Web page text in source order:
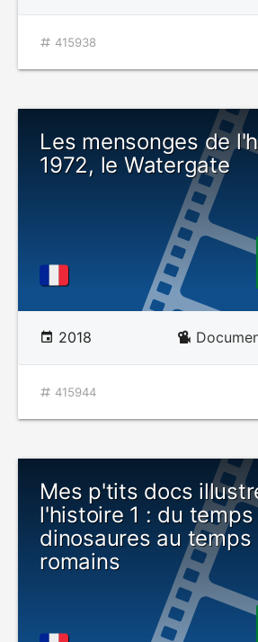
415938
Les mensonges de
1972, le Watergate
2018
415944
Mes p'tits docs
l'histoire 1 : du
dinosaures au temps
romains